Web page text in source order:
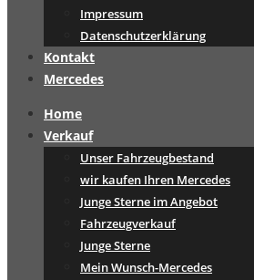
Impressum
Datenschutzerklärung
Kontakt
Mercedes
Home
Verkauf
Unser Fahrzeugbestand
wir kaufen Ihren Mercedes
Junge Sterne im Angebot
Fahrzeugverkauf
Junge Sterne
Mein Wunsch-Mercedes